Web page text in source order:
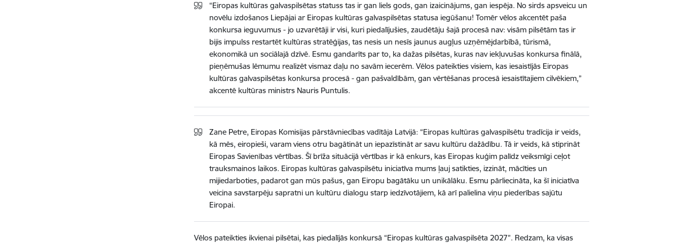
“Eiropas kultūras galvaspilsētas statuss tas ir gan liels gods, gan izaicinājums, gan iespēja. No sirds apsveicu un
novēlu izdošanos Liepājai ar Eiropas kultūras galvaspilsētas statusa iegūšanu! Tomēr vēlos akcentēt paša
konkursa ieguvumus - jo uzvarētāji ir visi, kuri piedalījušies, zaudētāju šajā procesā nav: visām pilsētām tas ir
bijis impulss restartēt kultūras stratēģijas, tas nesis un nesīs jaunus augļus uzņēmējdarbībā, tūrismā,
ekonomikā un sociālajā dzīvē. Esmu gandarīts par to, ka dažas pilsētas, kuras nav iekļuvušas konkursa finālā,
pieņēmušas lēmumu realizēt vismaz daļu no savām iecerēm. Vēlos pateikties visiem, kas iesaistījās Eiropas
kultūras galvaspilsētas konkursa procesā - gan pašvaldībām, gan vērtēšanas procesā iesaistītajiem cilvēkiem,”
akcentē kultūras ministrs Nauris Puntulis.
Zane Petre, Eiropas Komisijas pārstāvniecības vadītāja Latvijā: “Eiropas kultūras galvaspilsētu tradīcija ir veids,
kā mēs, eiropieši, varam viens otru bagātināt un iepazīstināt ar savu kultūru dažādību. Tā ir veids, kā stiprināt
Eiropas Savienības vērtības. Šī brīža situācijā vērtības ir kā enkurs, kas Eiropas kuģim palīdz veiksmīgi ceļot
trauksmainos laikos. Eiropas kultūras galvaspilsētu iniciatīva mums ļauj satikties, izzināt, mācīties un
mijiedarboties, padarot gan mūs pašus, gan Eiropu bagātāku un unikālāku. Esmu pārliecināta, ka šī iniciatīva
veicina savstarpēju sapratni un kultūru dialogu starp iedzīvotājiem, kā arī palielina viņu piederības sajūtu
Eiropai.
Vēlos pateikties ikvienai pilsētai, kas piedalījās konkursā “Eiropas kultūras galvaspilsēta 2027”. Redzam, ka visas